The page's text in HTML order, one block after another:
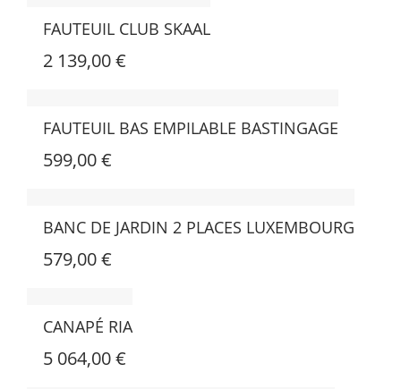
FAUTEUIL CLUB SKAAL
2 139,00 €
FAUTEUIL BAS EMPILABLE BASTINGAGE
599,00 €
BANC DE JARDIN 2 PLACES LUXEMBOURG
579,00 €
CANAPÉ RIA
5 064,00 €